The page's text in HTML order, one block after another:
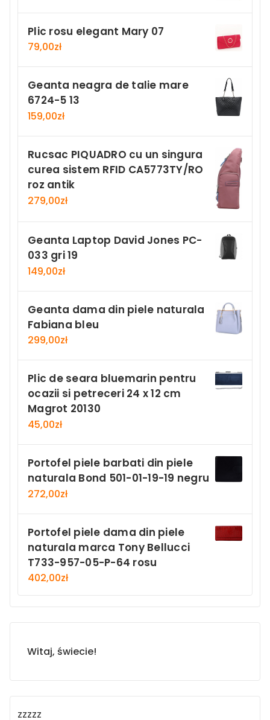
Plic rosu elegant Mary 07
79,00zł
Geanta neagra de talie mare
6724-5 13
159,00zł
Rucsac PIQUADRO cu un singura
curea sistem RFID CA5773TY/RO
roz antik
279,00zł
Geanta Laptop David Jones PC-
033 gri 19
149,00zł
Geanta dama din piele naturala
Fabiana bleu
299,00zł
Plic de seara bluemarin pentru
ocazii si petreceri 24 x 12 cm
Magrot 20130
45,00zł
Portofel piele barbati din piele
naturala Bond 501-01-19-19 negru
272,00zł
Portofel piele dama din piele
naturala marca Tony Bellucci
T733-957-05-P-64 rosu
402,00zł
Witaj, świecie!
zzzzz